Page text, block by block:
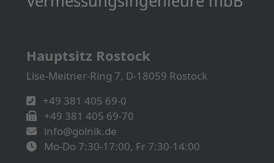
Hauptsitz Rostock
Lise-Meitner-Ring 7, D-18059 Rostock
+49 381 405 69-0
+49 381 405 69-70
info@golnik.de
Mo-Do 7:30-17:00, Fr 7:30-14:00